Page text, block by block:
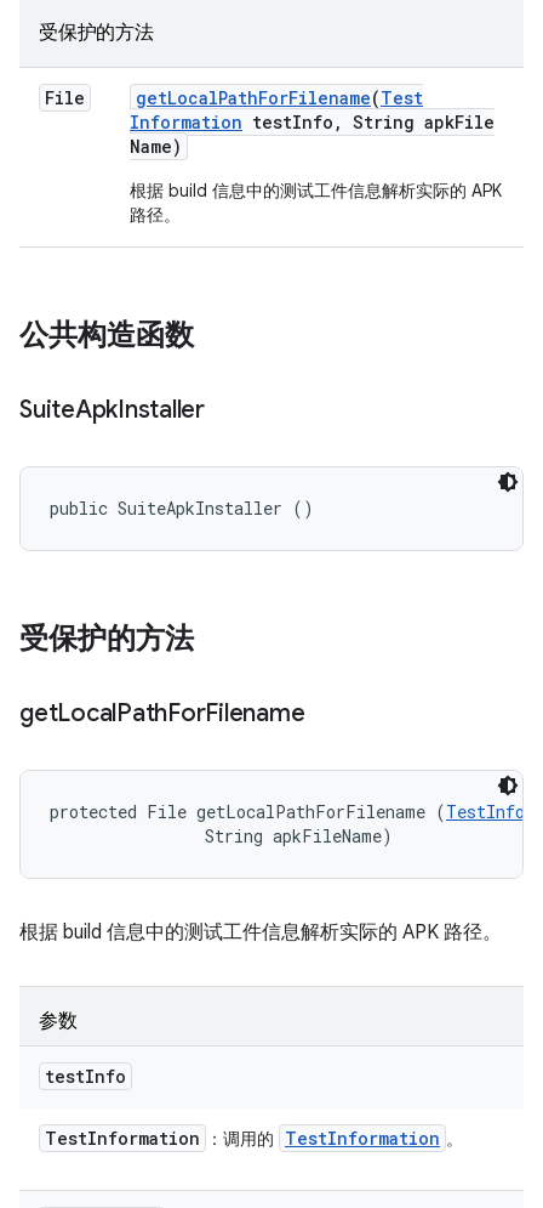
受保护的方法
File getLocalPathForFilename(Test
Information testInfo , String apkFile
Name)
根据 build 信息中的测试工件信息解析实际的 APK
路径。
公共构造函数
SuiteApkInstaller
public SuiteApkInstaller ()
受保护的方法
getLocalPathForFilename
protected File getLocalPathForFilename (
                String apkFileName)
根据 build 信息中的测试工件信息解析实际的 APK 路径。
参数
testInfo
TestInformation ：调用的 TestInformation 。